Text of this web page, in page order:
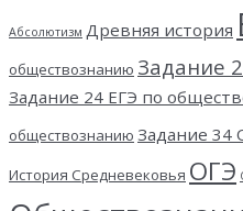
Абсолютизм Древняя история
обществознанию Задание
Задание 24 ЕГЭ по
обществознанию Задание 34
История Средневековья ОГЭ